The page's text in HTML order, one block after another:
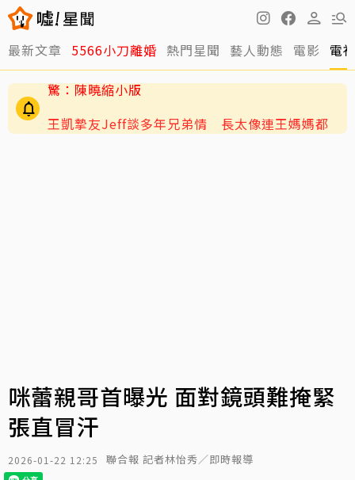
最新文章 5566小刀離婚 熱門星聞 藝人動態 電影 電
王凱摯友Jeff談多年兄弟情 長太像連王媽媽都
哭了：看到他想到兒子
咪蕾親哥首曝光 面對鏡頭難掩緊
張直冒汗
2026-01-22 12:25 聯合報 記者林怡秀／即時報導